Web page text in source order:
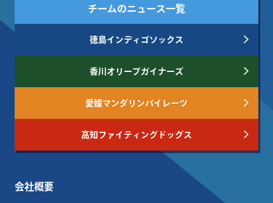
チームのニュース一覧
徳島インディゴソックス
香川オリーブガイナーズ
愛媛マンダリンパイレーツ
高知ファイティングドッグス
会社概要